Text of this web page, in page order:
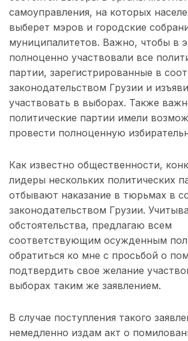
самоуправления, на которых
выберет мэров и городские
муниципалитетов. Важно, чтобы в
полноценно участвовали все
партии, зарегистрированные в
законодательством Грузии и
участвовать в выборах. Также
политические партии имели
провести полноценную
Как известно общественности,
лидеры нескольких политических
отбывают наказание в тюрьмах в
законодательством Грузии.
обстоятельства, предлагаю всем
соответствующим осужденным
обратиться ко мне с просьбой о
подтвердить свое желание
выборах таким же заявлением.
В случае поступления такого
немедленно издам акт о